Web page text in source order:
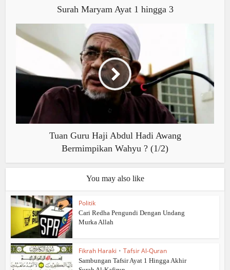
Surah Maryam Ayat 1 hingga 3
Tuan Guru Haji Abdul Hadi Awang
Bermimpikan Wahyu ? (1/2)
You may also like
Politik
Cari Redha Pengundi Dengan Undang
Murka Allah
Fikrah Haraki • Tafsir Al-Quran
Sambungan Tafsir Ayat 1 Hingga Akhir